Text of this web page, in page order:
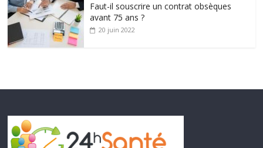
Faut-il souscrire un contrat obsèques
avant 75 ans ?
20 juin 2022